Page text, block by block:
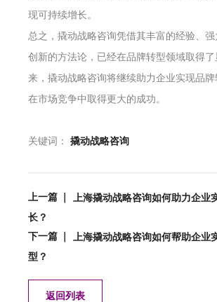
现可持续增长。
总之，撬动战略咨询凭借其丰富的经验、
创新的方法论，已经在品牌转型领域取得
来，撬动战略咨询将继续助力企业实现品
在市场竞争中取得更大的成功。
关键词： 撬动战略咨询
上一篇 ｜
上海撬动战略咨询如何助力企业
长？
下一篇 ｜
上海撬动战略咨询如何帮助企业
型？
返回列表